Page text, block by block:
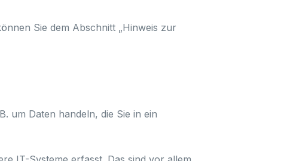
Sie dem Abschnitt „Hinweis zur
um Daten handeln, die Sie in ein